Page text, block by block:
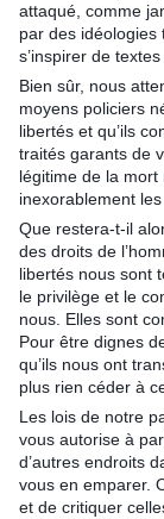
attaqué, comme
par des idéologies
s’inspirer de textes
Bien sûr, nous
moyens policiers
libertés et qu’ils
traités garants de
légitime de la mort
inexorablement
Que restera-t-il
des droits de
libertés nous sont
le privilège et le
nous. Elles sont
Pour être dignes
qu’ils nous ont
plus rien céder à
Les lois de notre
vous autorise à
d’autres endroits
vous en emparer.
et de critiquer